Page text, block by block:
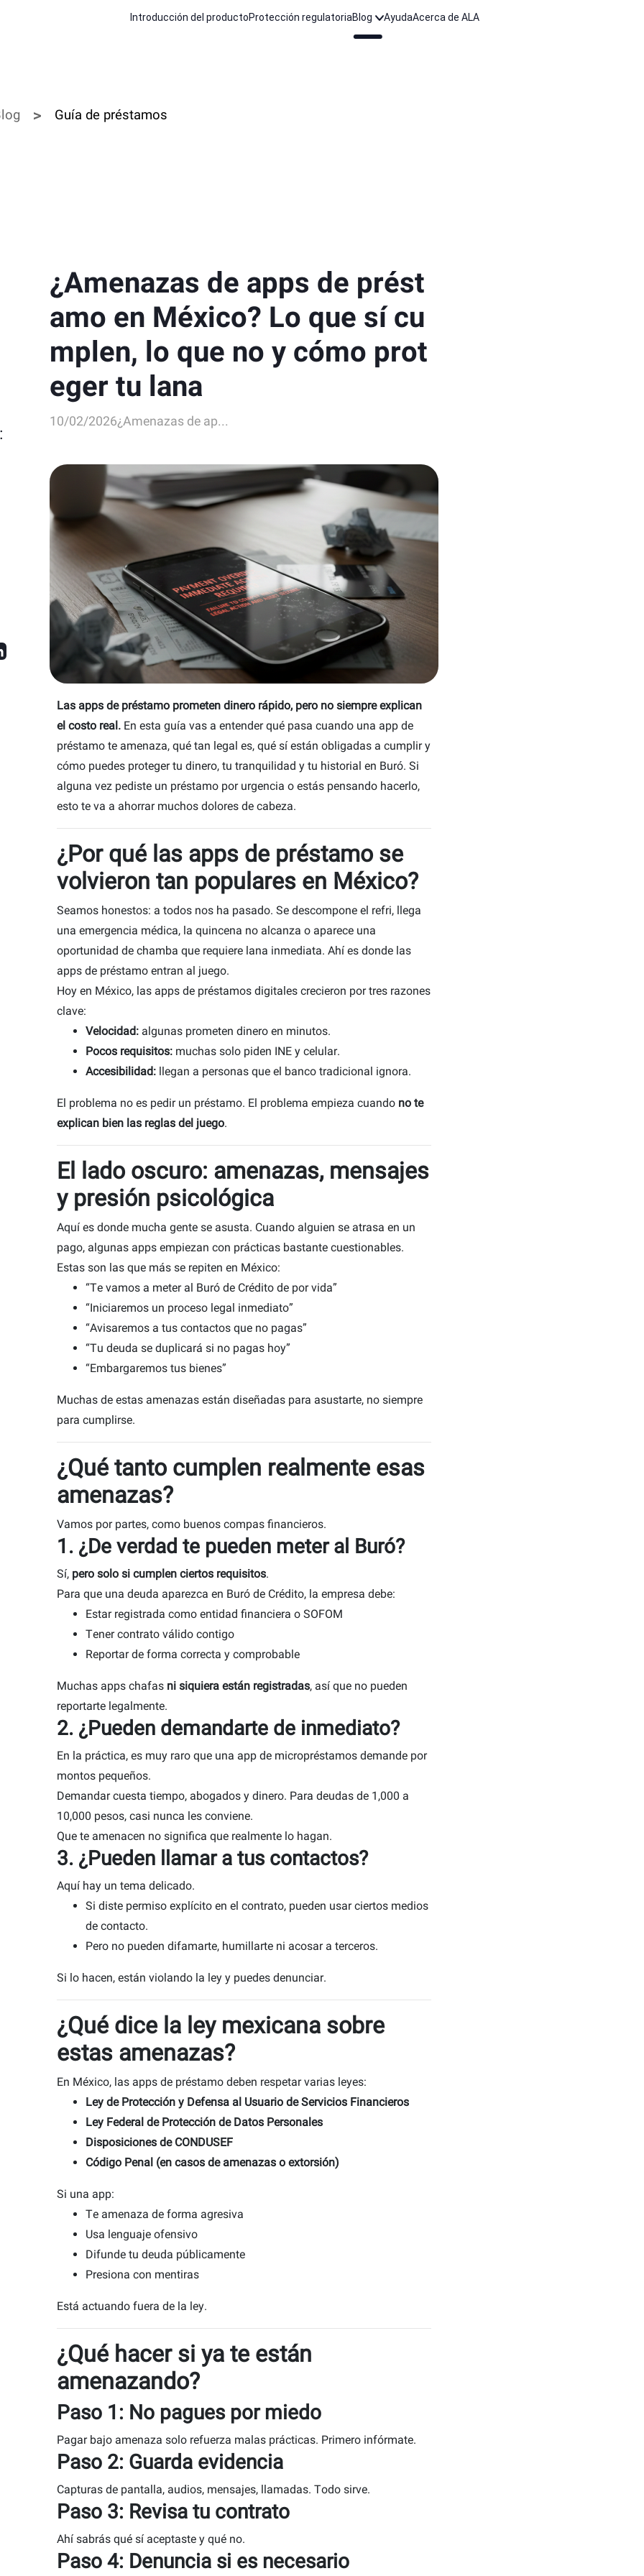
Introducción del productoProtección regulatoriaBlog AyudaAcerca de ALA
Guía de préstamos
¿Amenazas de apps de prést
amo en México? Lo que sí cu
mplen, lo que no y cómo prot
eger tu lana
10/02/2026¿Amenazas de ap...
Las apps de préstamo prometen dinero rápido, pero no siempre explican
el costo real. En esta guía vas a entender qué pasa cuando una app de
préstamo te amenaza, qué tan legal es, qué sí están obligadas a cumplir y
cómo puedes proteger tu dinero, tu tranquilidad y tu historial en Buró. Si
alguna vez pediste un préstamo por urgencia o estás pensando hacerlo,
esto te va a ahorrar muchos dolores de cabeza.
¿Por qué las apps de préstamo se
volvieron tan populares en México?
Seamos honestos: a todos nos ha pasado. Se descompone el refri, llega
una emergencia médica, la quincena no alcanza o aparece una
oportunidad de chamba que requiere lana inmediata. Ahí es donde las
apps de préstamo entran al juego.
Hoy en México, las apps de préstamos digitales crecieron por tres razones
clave:
Velocidad: algunas prometen dinero en minutos.
Pocos requisitos: muchas solo piden INE y celular.
Accesibilidad: llegan a personas que el banco tradicional ignora.
El problema no es pedir un préstamo. El problema empieza cuando no te
explican bien las reglas del juego.
El lado oscuro: amenazas, mensajes
y presión psicológica
Aquí es donde mucha gente se asusta. Cuando alguien se atrasa en un
pago, algunas apps empiezan con prácticas bastante cuestionables.
Estas son las que más se repiten en México:
“Te vamos a meter al Buró de Crédito de por vida”
“Iniciaremos un proceso legal inmediato”
“Avisaremos a tus contactos que no pagas”
“Tu deuda se duplicará si no pagas hoy”
“Embargaremos tus bienes”
Muchas de estas amenazas están diseñadas para asustarte, no siempre
para cumplirse.
¿Qué tanto cumplen realmente esas
amenazas?
Vamos por partes, como buenos compas financieros.
1. ¿De verdad te pueden meter al Buró?
Sí, pero solo si cumplen ciertos requisitos.
Para que una deuda aparezca en Buró de Crédito, la empresa debe:
Estar registrada como entidad financiera o SOFOM
Tener contrato válido contigo
Reportar de forma correcta y comprobable
Muchas apps chafas ni siquiera están registradas, así que no pueden
reportarte legalmente.
2. ¿Pueden demandarte de inmediato?
En la práctica, es muy raro que una app de micropréstamos demande por
montos pequeños.
Demandar cuesta tiempo, abogados y dinero. Para deudas de 1,000 a
10,000 pesos, casi nunca les conviene.
Que te amenacen no significa que realmente lo hagan.
3. ¿Pueden llamar a tus contactos?
Aquí hay un tema delicado.
Si diste permiso explícito en el contrato, pueden usar ciertos medios
de contacto.
Pero no pueden difamarte, humillarte ni acosar a terceros.
Si lo hacen, están violando la ley y puedes denunciar.
¿Qué dice la ley mexicana sobre
estas amenazas?
En México, las apps de préstamo deben respetar varias leyes:
Ley de Protección y Defensa al Usuario de Servicios Financieros
Ley Federal de Protección de Datos Personales
Disposiciones de CONDUSEF
Código Penal (en casos de amenazas o extorsión)
Si una app:
Te amenaza de forma agresiva
Usa lenguaje ofensivo
Difunde tu deuda públicamente
Presiona con mentiras
Está actuando fuera de la ley.
¿Qué hacer si ya te están
amenazando?
Paso 1: No pagues por miedo
Pagar bajo amenaza solo refuerza malas prácticas. Primero infórmate.
Paso 2: Guarda evidencia
Capturas de pantalla, audios, mensajes, llamadas. Todo sirve.
Paso 3: Revisa tu contrato
Ahí sabrás qué sí aceptaste y qué no.
Paso 4: Denuncia si es necesario